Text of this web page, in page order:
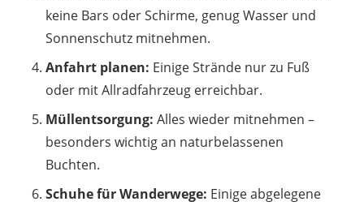
keine Bars oder Schirme, genug Wasser und
Sonnenschutz mitnehmen.
Anfahrt planen: Einige Strände nur zu Fuß
oder mit Allradfahrzeug erreichbar.
Müllentsorgung: Alles wieder mitnehmen –
besonders wichtig an naturbelassenen
Buchten.
Schuhe für Wanderwege: Einige abgelegene